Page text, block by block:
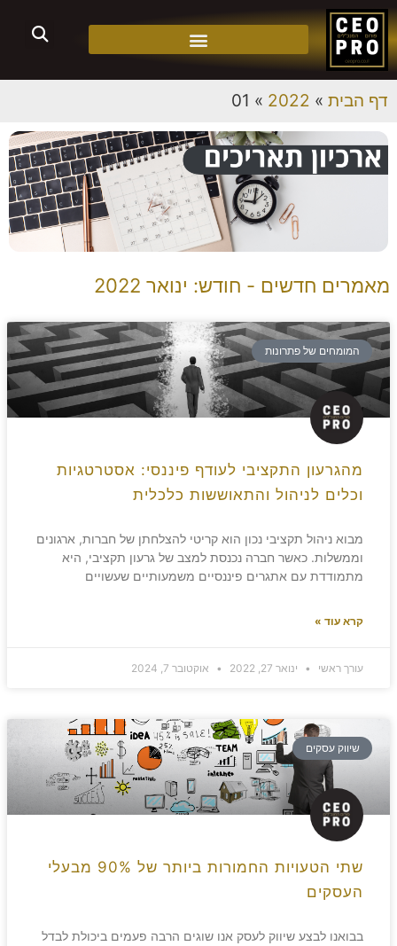
דף הבית »
2022
»
מאמרים חדשים - חודש: ינואר 2022
המומחים של פתרונות
מהגרעון התקציבי לעודף פיננסי: אסטרטגיות
וכלים לניהול והתאוששות כלכלית
מבוא ניהול תקציבי נכון הוא קריטי להצלחתן של חברות, ארגונים
וממשלות. כאשר חברה נכנסת למצב של גרעון תקציבי, היא
מתמודדת עם אתגרים פיננסיים משמעותיים שעשויים
קרא עוד »
עורך ראשי ינואר 27, 2022 אוקטובר 7, 2024
שיווק עסקים
שתי הטעויות החמורות ביותר של 90% מבעלי
העסקים
בבואנו לבצע שיווק לעסק אנו שוגים הרבה פעמים ביכולת לבדל